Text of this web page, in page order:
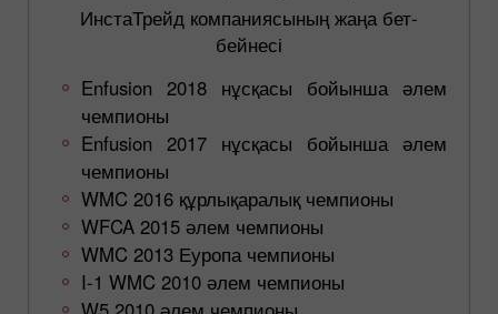
ИнстаТрейд компаниясының жаңа бет-
бейнесі
Enfusion 2018 нұсқасы бойынша әлем
чемпионы
Enfusion 2017 нұсқасы бойынша әлем
чемпионы
WMC 2016 құрлықаралық чемпионы
WFCA 2015 әлем чемпионы
WMC 2013 Еуропа чемпионы
I-1 WMC 2010 әлем чемпионы